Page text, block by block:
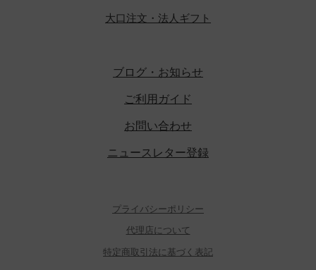
大口注文・法人ギフト
ブログ・お知らせ
ご利用ガイド
お問い合わせ
ニュースレター登録
プライバシーポリシー
代理店について
特定商取引法に基づく表記